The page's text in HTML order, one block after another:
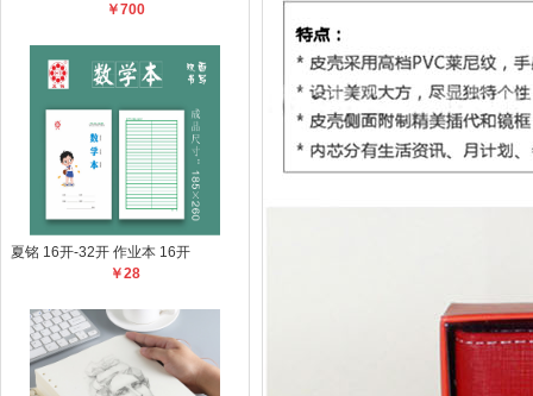
￥700
夏铭 16开-32开 作业本 16开
￥28